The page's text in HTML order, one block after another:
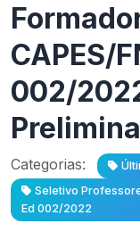
CAPES/
002/
Categorias:
Seletivo
Ed 002/2022